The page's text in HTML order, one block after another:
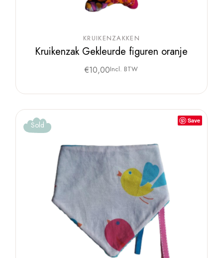
KRUIKENZAKKEN
Kruikenzak Gekleurde figuren oranje
€10,00Incl. BTW
Save
Sold